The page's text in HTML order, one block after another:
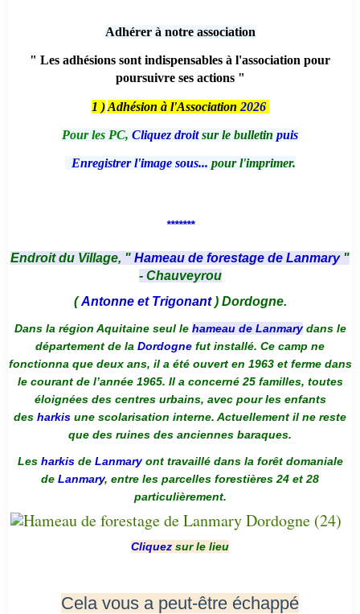
Adhérer à notre association
" Les adhésions sont indispensables à l'association pour
poursuivre ses actions "
1 ) Adhésion à l'Association 2026
Pour les PC, Cliquez droitsur le bulletin puis
Enregistrer l'image sous... pour l'imprimer.
*******
Endroit du Village, " Hameau de forestage de Lanmary "
- Chauveyrou
(Antonne et Trigonant) Dordogne.
Dans la région Aquitaine seul le hameau de Lanmarydans le
département de la Dordogne fut installé. Ce camp ne
fonctionna que deux ans, il a été ouvert en 1963 et ferme dans
le courant de l’année 1965. Il a concerné 25 familles, toutes
éloignées des centres urbains, avec pour les enfants
des harkis une scolarisation interne. Actuellement il ne reste
que des ruines des anciennes baraques.
Les harkis de Lanmaryont travaillé dans la forêt domaniale
de Lanmary, entre les parcelles forestières 24 et 28
particulièrement.
Cliquez sur le lieu
Cela vous a peut-être échappé